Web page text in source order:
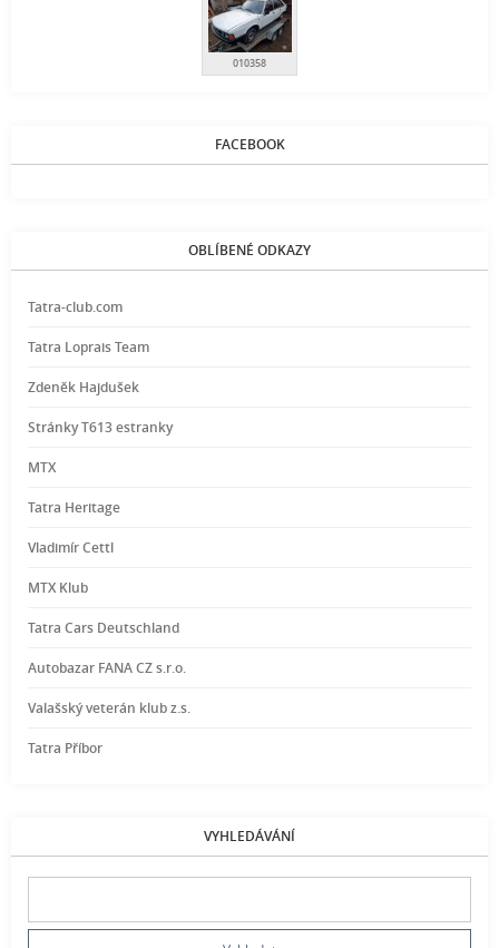
010358
FACEBOOK
OBLÍBENÉ ODKAZY
Tatra-club.com
Tatra Loprais Team
Zdeněk Hajdušek
Stránky T613 estranky
MTX
Tatra Heritage
Vladimír Cettl
MTX Klub
Tatra Cars Deutschland
Autobazar FANA CZ s.r.o.
Valašský veterán klub z.s.
Tatra Příbor
VYHLEDÁVÁNÍ